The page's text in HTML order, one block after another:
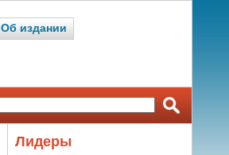
Об издании
Лидеры